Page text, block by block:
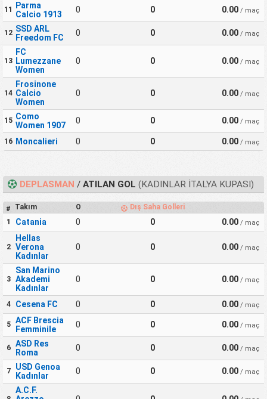
11
Parma
Calcio 1913
0 0 0.00/ maç
12 SSD ARL
Freedom FC
0 0 0.00/ maç
13
FC
Lumezzane
Women
0 0 0.00/ maç
14
Frosinone
Calcio
Women
0 0 0.00/ maç
15 Como
Women 1907
0 0 0.00/ maç
16 Moncalieri 0 0 0.00/ maç
DEPLASMAN /ATILAN GOL (KADINLAR İTALYA KUPASI)
# Takım O
Dış Saha Golleri
1
Catania 0 0 0.00/ maç
2
Hellas
Verona
Kadınlar
0 0 0.00/ maç
3
San Marino
Akademi
Kadınlar
0 0 0.00/ maç
4 Cesena FC 0 0 0.00/ maç
5
ACF Brescia
Femminile
0 0 0.00/ maç
6
ASD Res
Roma
0 0 0.00/ maç
7
USD Genoa
Kadınlar
0 0 0.00/ maç
A.C.F.